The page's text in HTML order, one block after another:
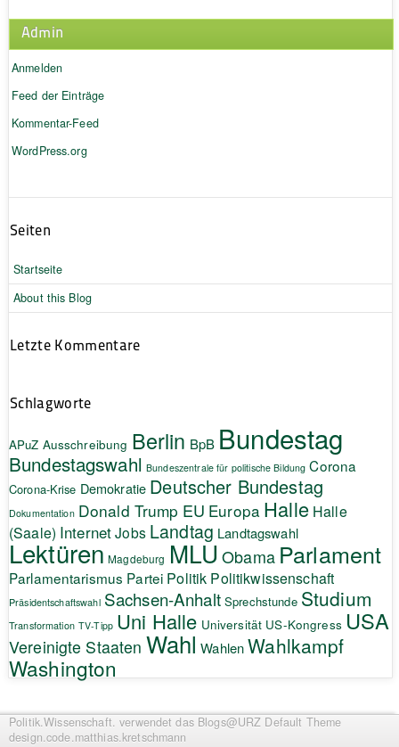
Admin
Anmelden
Feed der Einträge
Kommentar-Feed
WordPress.org
Seiten
Startseite
About this Blog
Letzte Kommentare
Schlagworte
APuZ Ausschreibung Berlin BpB Bundestag
Bundestagswahl Bundeszentrale für politische Bildung Corona
Corona-Krise Demokratie Deutscher Bundestag
Dokumentation Donald Trump EU Europa Halle Halle
(Saale) InternetJobs Landtag Landtagswahl
Lektüren Magdeburg MLU Obama Parlament
Parlamentarismus Partei Politik Politikwissenschaft
Präsidentschaftswahl Sachsen-Anhalt Sprechstunde Studium
Transformation TV-Tipp Uni Halle Universität US-Kongress USA
Vereinigte Staaten Wahl Wahlen Wahlkampf
Washington
Politik.Wissenschaft. verwendet das Blogs@URZ Default Theme
design.code.matthias.kretschmann